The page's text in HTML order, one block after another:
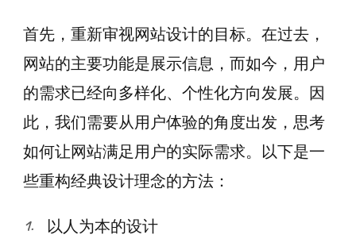
首先，重新审视网站设计的目标。在过去，
网站的主要功能是展示信息，而如今，用户
的需求已经向多样化、个性化方向发展。因
此，我们需要从用户体验的角度出发，思考
如何让网站满足用户的实际需求。以下是一
些重构经典设计理念的方法：
以人为本的设计